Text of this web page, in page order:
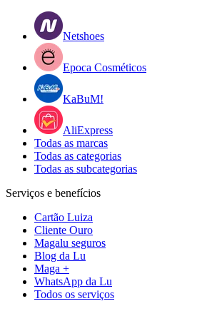
Netshoes
Epoca Cosméticos
KaBuM!
AliExpress
Todas as marcas
Todas as categorias
Todas as subcategorias
Serviços e benefícios
Cartão Luiza
Cliente Ouro
Magalu seguros
Blog da Lu
Maga +
WhatsApp da Lu
Todos os serviços